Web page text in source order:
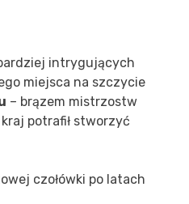
intrygujących
miejsca na szczycie
– brązem mistrzostw
potrafił stworzyć
czołówki po latach